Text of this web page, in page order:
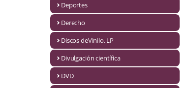
Cuentos y relatos
Deportes
Derecho
Discos deVinilo. LP
Divulgación científica
DVD